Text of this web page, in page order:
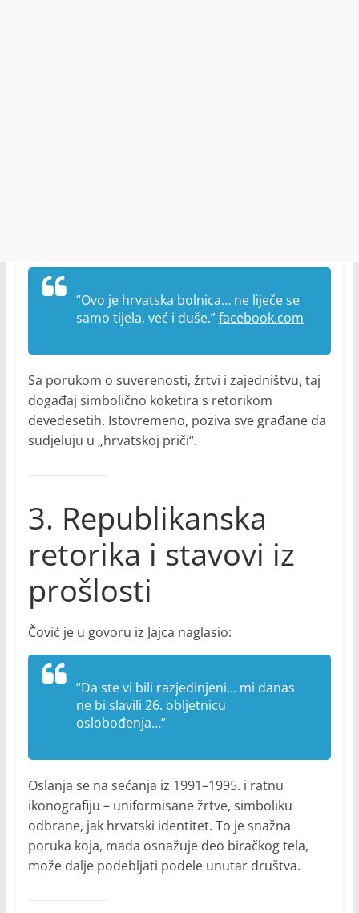
“Ovo je hrvatska bolnica… ne liječe se
samo tijela, već i duše.”facebook.com
Sa porukom o suverenosti, žrtvi i zajedništvu, taj
događaj simbolično koketira s retorikom
devedesetih. Istovremeno, poziva sve građane da
sudjeluju u „hrvatskoj priči“.
3. Republikanska
retorika i stavovi iz
prošlosti
Čović je u govoru iz Jajca naglasio:
“Da ste vi bili razjedinjeni… mi danas
ne bi slavili 26. obljetnicu
oslobođenja…”
Oslanja se na sećanja iz 1991–1995. i ratnu
ikonografiju – uniformisane žrtve, simboliku
odbrane, jak hrvatski identitet. To je snažna
poruka koja, mada osnažuje deo biračkog tela,
može dalje podebljati podele unutar društva.